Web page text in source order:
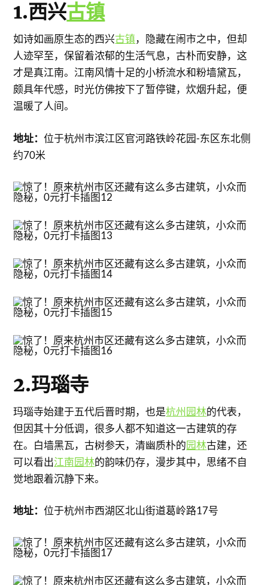
1.西兴古镇
如诗如画原生态的西兴古镇，隐藏在闹市之中，但却
人迹罕至，保留着浓郁的生活气息，古朴而安静，这
才是真江南。江南风情十足的小桥流水和粉墙黛瓦，
颇具年代感，时光仿佛按下了暂停键，炊烟升起，便
温暖了人间。
地址：位于杭州市滨江区官河路铁岭花园-东区东北侧
约70米
2.玛瑙寺
玛瑙寺始建于五代后晋时期，也是杭州园林的代表，
但因其十分低调，很多人都不知道这一古建筑的存
在。白墙黑瓦，古树参天，清幽质朴的园林古建，还
可以看出江南园林的韵味仍存，漫步其中，思绪不自
觉地跟着沉静下来。
地址：位于杭州市西湖区北山街道葛岭路17号